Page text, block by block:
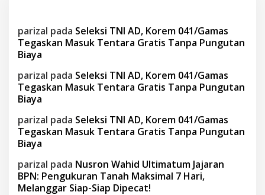
parizal pada Seleksi TNI AD, Korem 041/Gamas
Tegaskan Masuk Tentara Gratis Tanpa Pungutan
Biaya
parizal pada Seleksi TNI AD, Korem 041/Gamas
Tegaskan Masuk Tentara Gratis Tanpa Pungutan
Biaya
parizal pada Seleksi TNI AD, Korem 041/Gamas
Tegaskan Masuk Tentara Gratis Tanpa Pungutan
Biaya
parizal pada Nusron Wahid Ultimatum Jajaran
BPN: Pengukuran Tanah Maksimal 7 Hari,
Melanggar Siap-Siap Dipecat!